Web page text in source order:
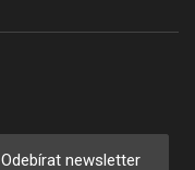
Odebírat newsletter